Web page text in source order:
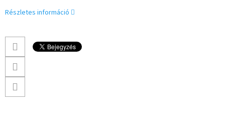
Részletes információ